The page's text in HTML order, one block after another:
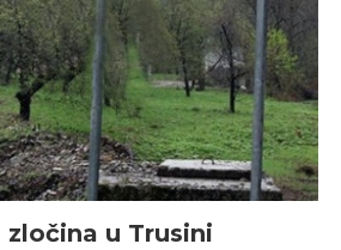
zločina u Trusini